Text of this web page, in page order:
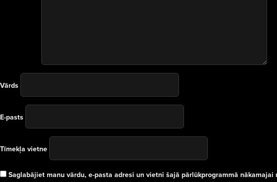
Vārds
E-pasts
Tīmekļa vietne
Saglabājiet manu vārdu, e-pasta adresi un vietni šajā pārlūkprogrammā